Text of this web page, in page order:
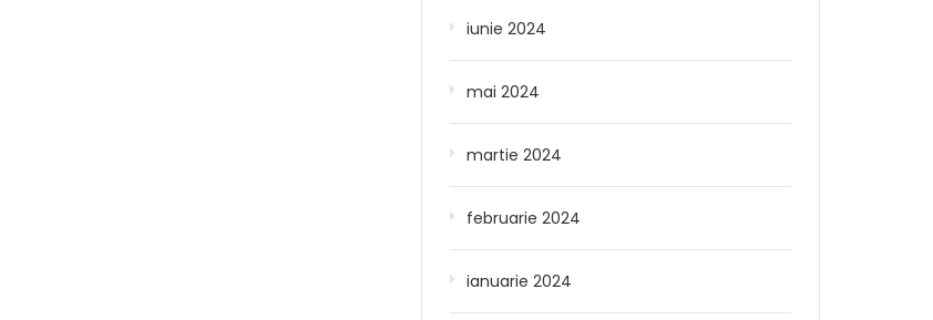
iunie 2024
mai 2024
martie 2024
februarie 2024
ianuarie 2024